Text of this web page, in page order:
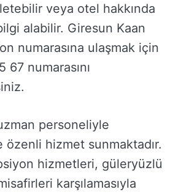
veya otel hakkında
alabilir. Giresun Kaan
numarasına ulaşmak için
67 numarasını
personeliyle
özenli hizmet sunmaktadır.
hizmetleri, güleryüzlü
karşılamasıyla